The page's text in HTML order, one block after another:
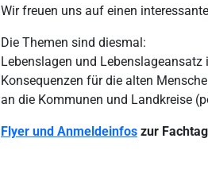
Wir freuen uns auf einen
Die Themen sind diesmal:
Lebenslagen und
Konsequenzen für die alten
an die Kommunen und Landkreise
Flyer und Anmeldeinfos zur